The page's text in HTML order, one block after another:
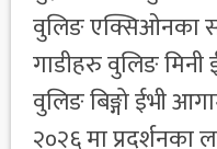
वुलिङ एक्सिओनका
गाडीहरु वुलिङ मिनी
वुलिङ बिङ्गो ईभी
२०२६ मा प्रदर्शनका